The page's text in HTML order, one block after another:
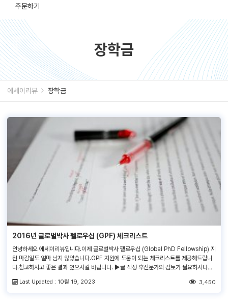
주문하기
장학금
에세이리뷰 장학금
2016년 글로벌박사 펠로우십 (GPF) 체크리스트
안녕하세요 에세이리뷰입니다.이제 글로벌박사 펠로우십 (Global PhD Fellowship) 지
원 마감일도 얼마 남지 않았습니다.GPF 지원에 도움이 되는 체크리스트를 제공해드립니
다.참고하시고 좋은 결과 있으시길 바랍니다. ▶글 작성 후전문가의 검토가 필요하시다면,
비스│SOP 교정 서비스│CV/이력서 교정 서비스│추천서 교정 서비스│커버레터 영문교
Last Updated : 10월 19, 2023 3,450